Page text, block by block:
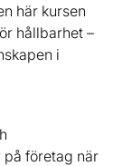
här kursen
hållbarhet –
i
företag när